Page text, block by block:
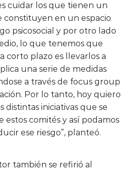
cuidar los que tienen un
constituyen en un espacio
psicosocial y por otro lado
lo que tenemos que
corto plazo es llevarlos a
una serie de medidas
a través de focus group
Por lo tanto, hoy quiero
distintas iniciativas que se
comités y así podamos
ese riesgo”, planteó.
también se refirió al